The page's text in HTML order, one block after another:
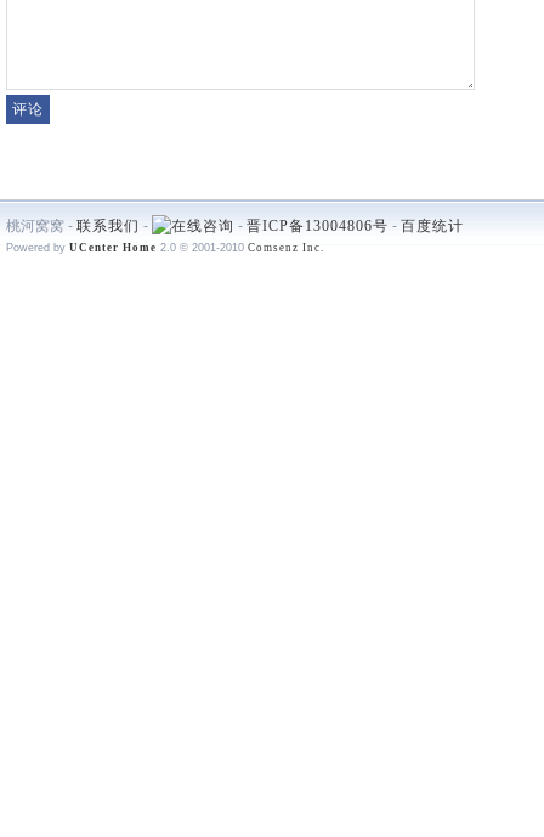
桃河窝窝 - 联系我们 - - 晋ICP备13004806号 - 百度统计
Powered by UCenter Home 2.0 © 2001-2010 Comsenz Inc.